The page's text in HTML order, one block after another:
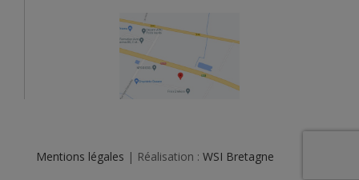
Mentions légales | Réalisation : WSI Bretagne